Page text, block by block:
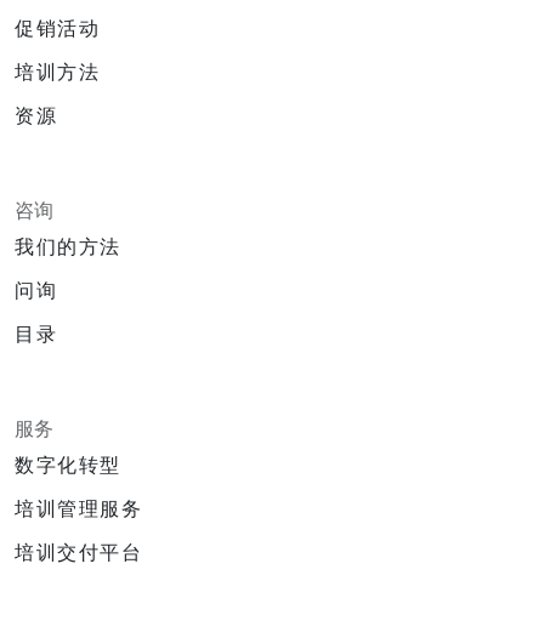
促销活动
培训方法
资源
咨询
我们的方法
问询
目录
服务
数字化转型
培训管理服务
培训交付平台